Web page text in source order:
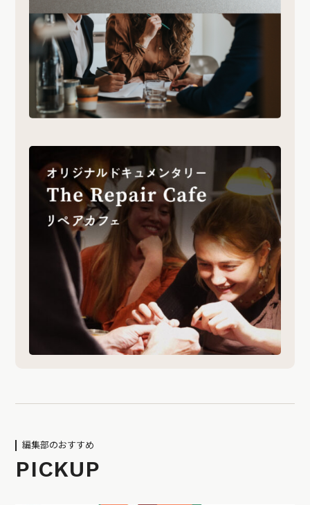
編集部のおすすめ
PICKUP